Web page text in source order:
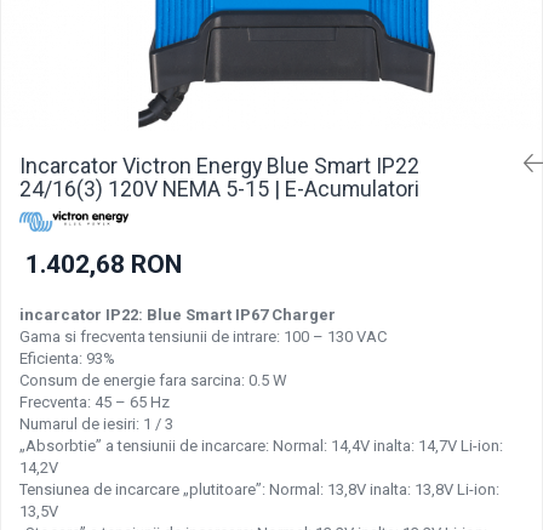
Incarcatoare acumulatori
Panouri fotovoltaice si accesorii
Panouri fotovoltaice
Sisteme prindere panouri
Accesorii
Invertoare
Invertoare On-grid
Invertoare Off-grid
Controlere solare
MPPT
PWM
Convertoare de tensiune
Sisteme de stocare energie
Incarcator Victron Energy Blue Smart IP22
24/16(3) 120V NEMA 5-15 | E-Acumulatori
1.402,68 RON
incarcator IP22: Blue Smart IP67 Charger
Gama si frecventa tensiunii de intrare: 100 – 130 VAC
Eficienta: 93%
Consum de energie fara sarcina: 0.5 W
Frecventa: 45 – 65 Hz
Numarul de iesiri: 1 / 3
„Absorbtie” a tensiunii de incarcare: Normal: 14,4V inalta: 14,7V Li-ion:
14,2V
Tensiunea de incarcare „plutitoare”: Normal: 13,8V inalta: 13,8V Li-ion:
13,5V